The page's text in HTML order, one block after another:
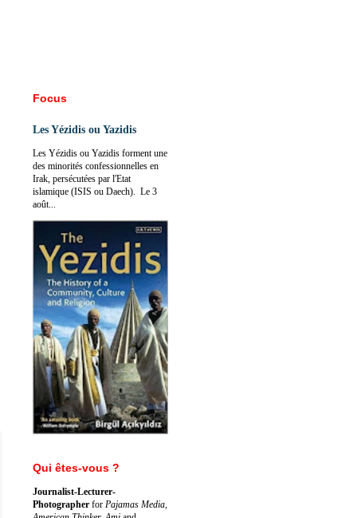
Focus
Les Yézidis ou Yazidis
Les Yézidis ou Yazidis forment une
des minorités confessionnelles en
Irak, persécutées par l'Etat
islamique (ISIS ou Daech). Le 3
août...
Qui êtes-vous ?
Journalist-Lecturer-
Photographer for Pajamas Media,